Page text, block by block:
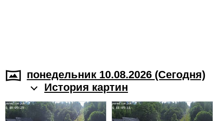
понедельник 10.08.2026 (Cегодня)
История картин